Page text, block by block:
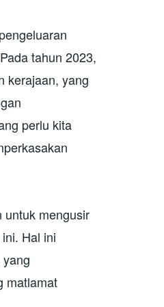
tahun 2023,
kerajaan, yang
perlu kita
untuk mengusir
Hal ini
matlamat